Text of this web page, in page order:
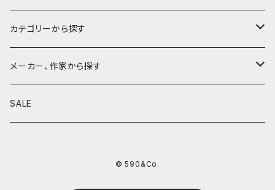
カテゴリーから探す
鉛筆
鉛筆補助軸
メーカー、作家から探す
590&Co.
SALE
© 590&Co.